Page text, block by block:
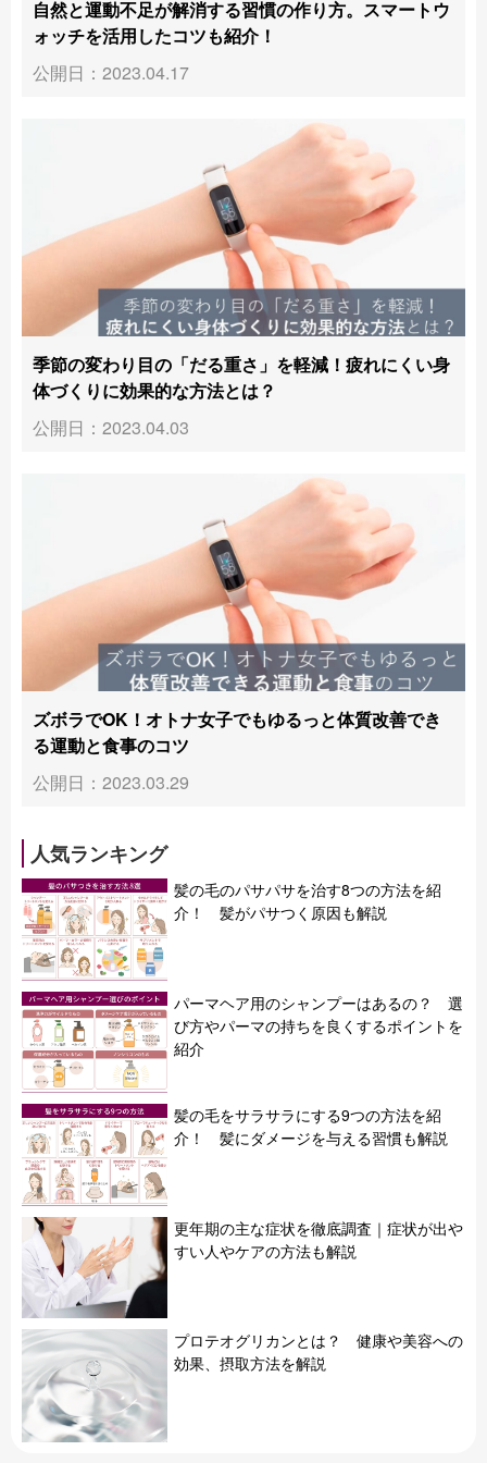
自然と運動不足が解消する習慣の作り方。スマートウ
ォッチを活用したコツも紹介！
公開日：2023.04.17
季節の変わり目の「だる重さ」を軽減！疲れにくい身
体づくりに効果的な方法とは？
公開日：2023.04.03
ズボラでOK！オトナ女子でもゆるっと体質改善でき
る運動と食事のコツ
公開日：2023.03.29
人気ランキング
髪の毛のパサパサを治す8つの方法を紹
介！ 髪がパサつく原因も解説
パーマヘア用のシャンプーはあるの？ 選
び方やパーマの持ちを良くするポイントを
紹介
髪の毛をサラサラにする9つの方法を紹
介！ 髪にダメージを与える習慣も解説
更年期の主な症状を徹底調査｜症状が出や
すい人やケアの方法も解説
プロテオグリカンとは？ 健康や美容への
効果、摂取方法を解説